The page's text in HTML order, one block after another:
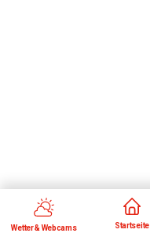
Wetter & Webcams Startseite